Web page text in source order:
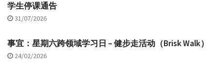
学生停课通告
31/07/2026
事宜：星期六跨领域学习日 – 健步走活动（Brisk Walk）
24/02/2026